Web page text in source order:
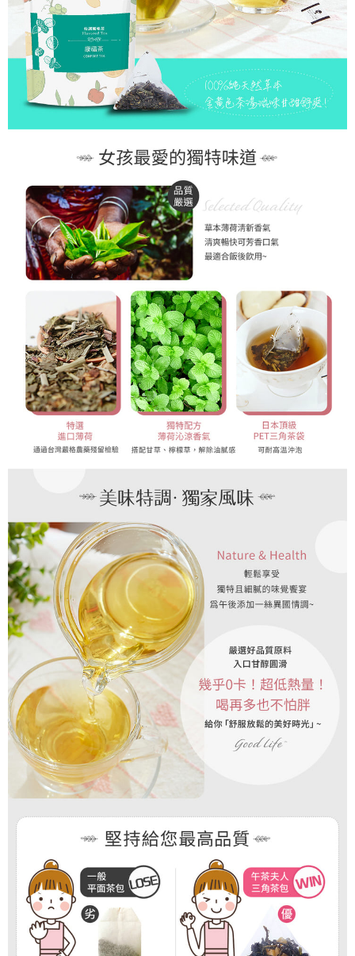
每筆NT$60，滿NT$899(含以上)免運費
宅配-本島
每筆NT$100，滿NT$1,200(含以上)免運費
宅配-離島
每筆NT$220，滿NT$2,000(含以上)免運費